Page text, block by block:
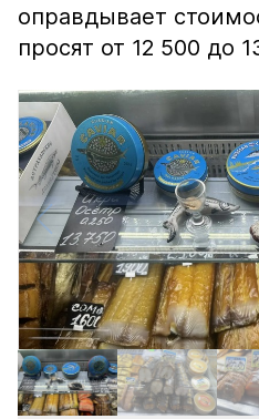
оправдывает
просят от 12 500 до